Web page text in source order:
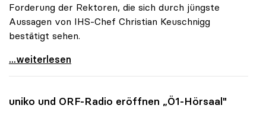
Forderung der Rektoren, die sich durch jüngste
Aussagen von IHS-Chef Christian Keuschnigg
bestätigt sehen.
Uni-Budget: Rektoren für „Investitionen in
...weiterlesen
uniko und ORF-Radio eröffnen „Ö1-Hörsaal"